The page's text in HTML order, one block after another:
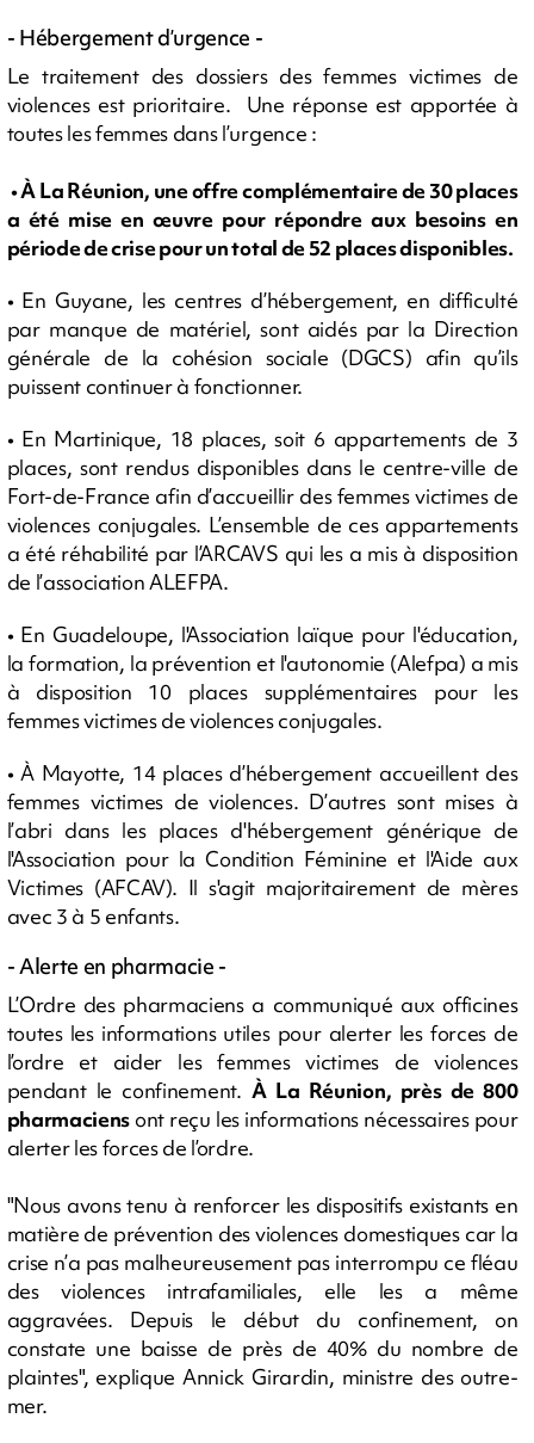
- Hébergement d’urgence -
Le traitement des dossiers des femmes victimes de
violences est prioritaire. Une réponse est apportée à
toutes les femmes dans l’urgence :
• À La Réunion, une offre complémentaire de 30 places
a été mise en œuvre pour répondre aux besoins en
période de crise pour un total de 52 places disponibles.
• En Guyane, les centres d’hébergement, en difficulté
par manque de matériel, sont aidés par la Direction
générale de la cohésion sociale (DGCS) afin qu’ils
puissent continuer à fonctionner.
• En Martinique, 18 places, soit 6 appartements de 3
places, sont rendus disponibles dans le centre-ville de
Fort-de-France afin d’accueillir des femmes victimes de
violences conjugales. L’ensemble de ces appartements
a été réhabilité par l’ARCAVS qui les a mis à disposition
de l’association ALEFPA.
• En Guadeloupe, l'Association laïque pour l'éducation,
la formation, la prévention et l'autonomie (Alefpa) a mis
à disposition 10 places supplémentaires pour les
femmes victimes de violences conjugales.
• À Mayotte, 14 places d’hébergement accueillent des
femmes victimes de violences. D’autres sont mises à
l’abri dans les places d'hébergement générique de
l'Association pour la Condition Féminine et l'Aide aux
Victimes (AFCAV). Il s'agit majoritairement de mères
avec 3 à 5 enfants.
- Alerte en pharmacie -
L’Ordre des pharmaciens a communiqué aux officines
toutes les informations utiles pour alerter les forces de
l’ordre et aider les femmes victimes de violences
pendant le confinement. À La Réunion, près de 800
pharmaciensont reçu les informations nécessaires pour
alerter les forces de l’ordre.
"Nous avons tenu à renforcer les dispositifs existants en
matière de prévention des violences domestiques car la
crise n’a pas malheureusement pas interrompu ce fléau
des violences intrafamiliales, elle les a même
aggravées. Depuis le début du confinement, on
constate une baisse de près de 40% du nombre de
plaintes", explique Annick Girardin, ministre des outre-
mer.